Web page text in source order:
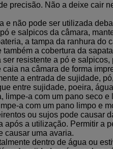
precisão. Não a deixe cair
e não pode ser utilizada
e salpicos da câmara,
a tampa da ranhura do
a cobertura da
resistente a pó e
na câmara de forma
a entrada de sujidade,
entre sujidade, poeira,
limpe-a com um pano seco e
a com um pano limpo e
ou sujos pode causar
após a utilização. Permitir a
causar uma avaria.
dentro de água ou